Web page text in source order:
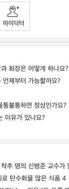
마이닥터
화장은 어떻게 하나요?
제부터 가능할까요?
불퉁하면 정상인가요?
이유가 있나요?
탄수화물 많은 식품 4